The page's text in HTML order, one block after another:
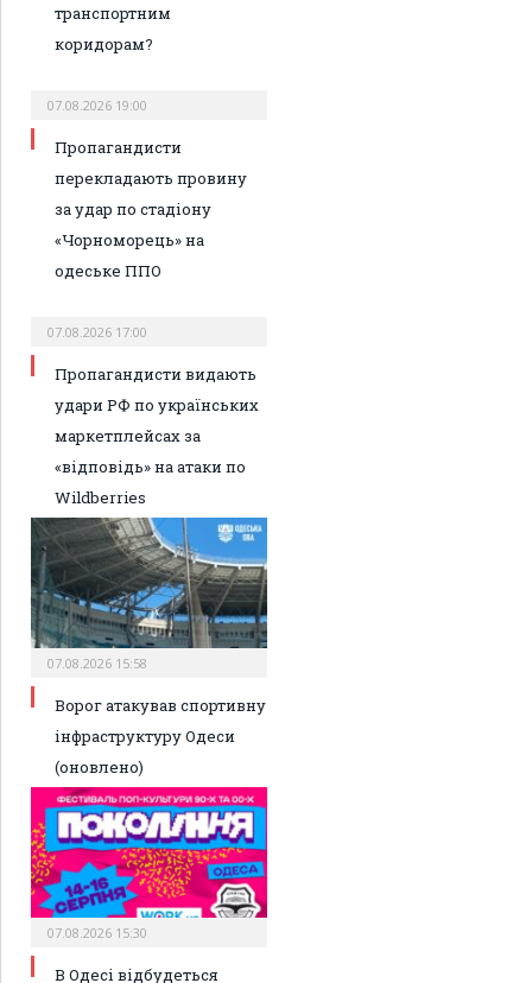
транспортним
коридорам?
07.08.2026 19:00
Пропагандисти
перекладають провину
за удар по стадіону
«Чорноморець» на
одеське ППО
07.08.2026 17:00
Пропагандисти видають
удари РФ по українських
маркетплейсах за
«відповідь» на атаки по
Wildberries
07.08.2026 15:58
Ворог атакував спортивну
інфраструктуру Одеси
(оновлено)
07.08.2026 15:30
В Одесі відбудеться